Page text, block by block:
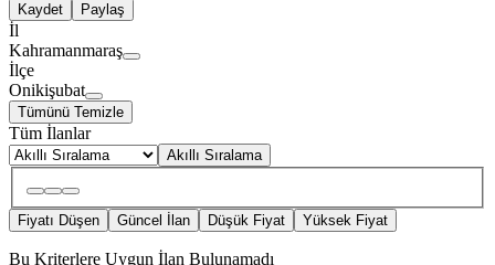
Kaydet
Paylaş
İl
Kahramanmaraş
İlçe
Onikişubat
Tümünü Temizle
Tüm İlanlar
Akıllı Sıralama
Fiyatı Düşen Güncel İlan Düşük Fiyat Yüksek Fiyat
Bu Kriterlere Uygun İlan Bulunamadı